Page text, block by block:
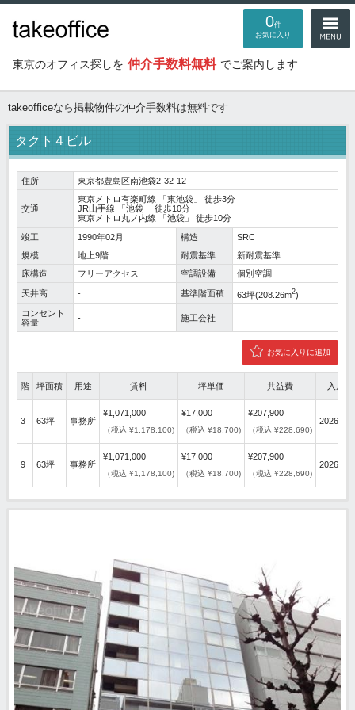
東京のオフィス探しを 仲介手数料無料 でご案内します
0件
お気に入り
takeofficeなら掲載物件の仲介手数料は無料です
タクト４ビル
住所 東京都豊島区南池袋2-32-12
交通
東京メトロ有楽町線 「東池袋 」 徒歩3分
JR山手線 「池袋 」 徒歩10分
東京メトロ丸ノ内線 「池袋 」 徒歩10分
竣工
1990年02月 構造
SRC
規模
地上9階 耐震基準
新耐震基準
床構造
フリーアクセス 空調設備 個別空調
天井高 - 基準階面積 63坪(208.26m2)
コンセント
容量
- 施工会社
お気に入りに追加
階 坪面積 用途 賃料 坪単価 共益費 入居
3 63坪 事務所
¥1,071,000
（税込 ¥1,178,100)
¥17,000
（税込 ¥18,700)
¥207,900
（税込 ¥228,690)
2026年
9 63坪 事務所
¥1,071,000
（税込 ¥1,178,100)
¥17,000
（税込 ¥18,700)
¥207,900
（税込 ¥228,690)
2026年